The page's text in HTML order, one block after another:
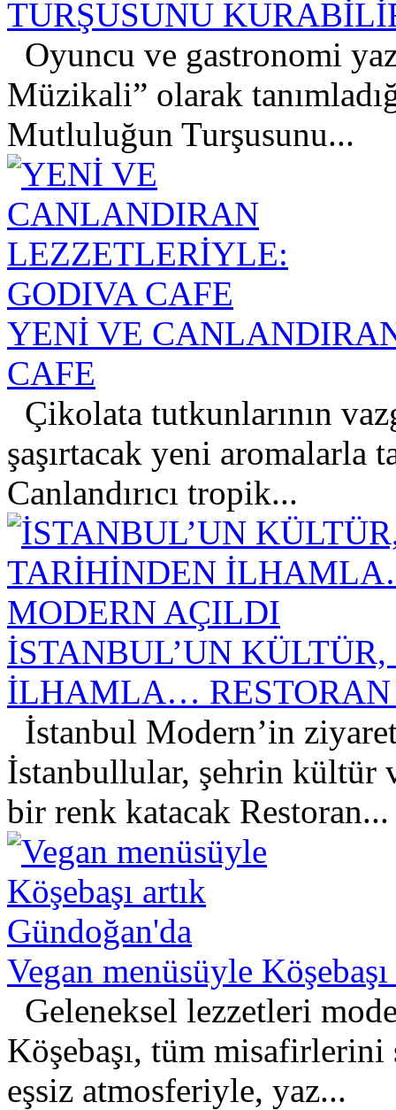
TURŞUSUNU
Oyuncu ve gastronomi
Müzikali” olarak
Mutluluğun Turşusunu...
YENİ VE
CAFE
Çikolata tutkunlarının
şaşırtacak yeni aromalarla
Canlandırıcı tropik...
İSTANBUL’UN
İLHAMLA…
İstanbul Modern’in
İstanbullular, şehrin kültür
bir renk katacak Restoran...
Vegan menüsüyle
Geleneksel lezzetleri
Köşebaşı, tüm misafirlerini
eşsiz atmosferiyle, yaz...